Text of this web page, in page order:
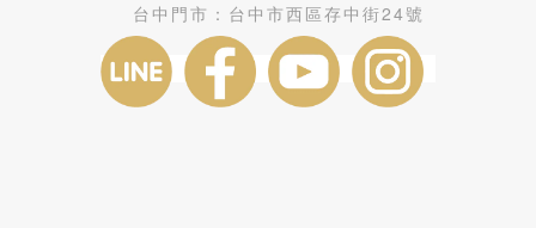
台中門市： 台中市西區存中街24號